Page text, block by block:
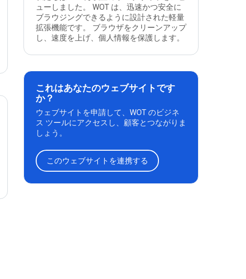
ューしました。 WOT は、迅速かつ安全に
ブラウジングできるように設計された軽量
拡張機能です。 ブラウザをクリーンアップ
し、速度を上げ、個人情報を保護します。
これはあなたのウェブサイトです
か？
ウェブサイトを申請して、WOT のビジネ
ス ツールにアクセスし、顧客とつながりま
しょう。
このウェブサイトを連携する